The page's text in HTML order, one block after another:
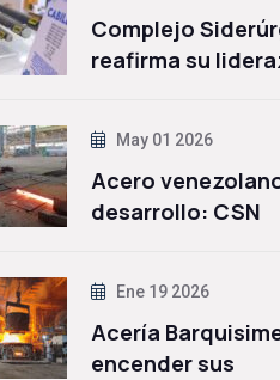
Complejo
reafirma su
May 01 2026
Acero
desarrollo: CSN
Ene 19 2026
Acería
encender sus